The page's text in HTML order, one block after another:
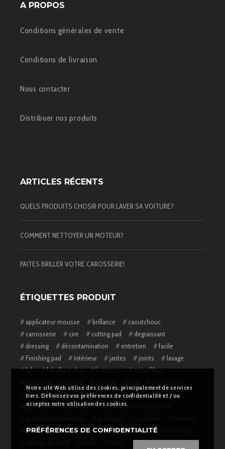
A PROPOS
Conditions générales de vente
Conditions de livraison
Nous contacter
Distribuer nos produits
ARTICLES RÉCENTS
QUELS PRODUITS CHOSIR POUR LAVER SA VOITURE?
COMMENT NETTOYER UN MOTEUR?
FAITES BRILLER VOTRE CAROSSERIE!
ÉTIQUETTES PRODUIT
applicateur mousse brillance
caoutchouc
carrosserie
cire cutting pad
degraissant
dressing
décontamination entretien
facile
Finishing pad
intérieur jantes joints
lavage
lub
lubrifiant clay lustreuse
microfibre
peinture
plastique pneus polish
polissage
polisseuse
protection
protection carrosserie
satiné
shampooing shampooing;neutre
voiture
Notre site Web utilise des cookies, principalement de services
tiers. Définissez vos préférences de confidentialité et / ou
acceptez notre utilisation des cookies.
PRÉFÉRENCES DE CONFIDENTIALITÉ